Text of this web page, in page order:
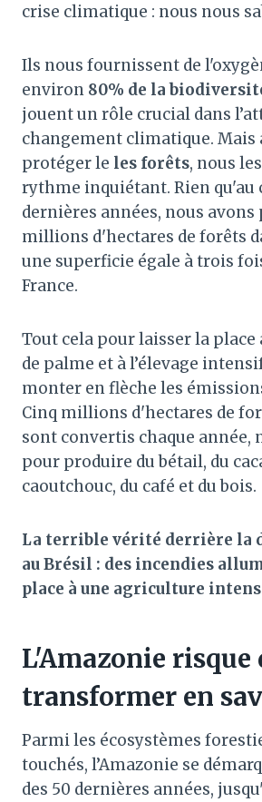
crise climatique : nous nous
Ils nous fournissent de
environ 80% de la
jouent un rôle crucial dans
changement climatique. Mais
protéger le les forêts, nous
rythme inquiétant. Rien qu'au
dernières années, nous avons
millions d'hectares de forêts
une superficie égale à trois
France.
Tout cela pour laisser la place
de palme et à l’élevage
monter en flèche les
Cinq millions d'hectares de
sont convertis chaque année,
pour produire du bétail, du
caoutchouc, du café et du bois.
La terrible vérité derrière la
au Brésil : des incendies
place à une agriculture
L'Amazonie risque
transformer en
Parmi les écosystèmes
touchés, l’Amazonie se
des 50 dernières années,